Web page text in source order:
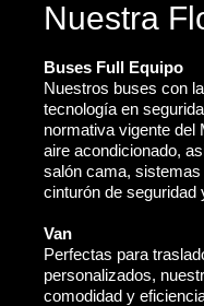
Nuestra
Buses Full Equipo
Nuestros buses con
tecnología en
normativa vigente del
aire acondicionado,
salón cama, sistemas
cinturón de seguridad
Van
Perfectas para
personalizados,
comodidad y